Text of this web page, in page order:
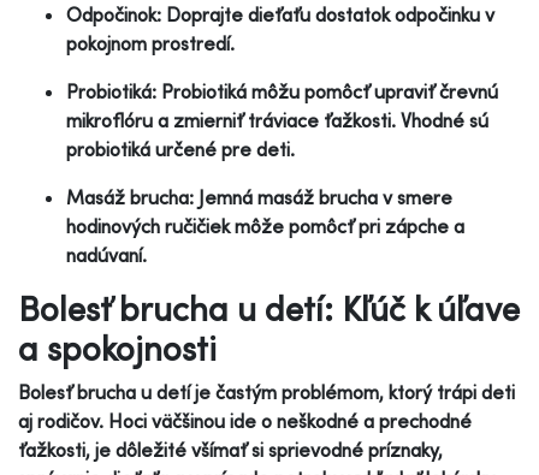
Odpočinok: Doprajte dieťaťu dostatok odpočinku v
pokojnom prostredí.
Probiotiká: Probiotiká môžu pomôcť upraviť črevnú
mikroflóru a zmierniť tráviace ťažkosti. Vhodné sú
probiotiká určené pre deti.
Masáž brucha: Jemná masáž brucha v smere
hodinových ručičiek môže pomôcť pri zápche a
nadúvaní.
Bolesť brucha u detí: Kľúč k úľave
a spokojnosti
Bolesť brucha u detí je častým problémom, ktorý trápi deti
aj rodičov. Hoci väčšinou ide o neškodné a prechodné
ťažkosti, je dôležité všímať si sprievodné príznaky,